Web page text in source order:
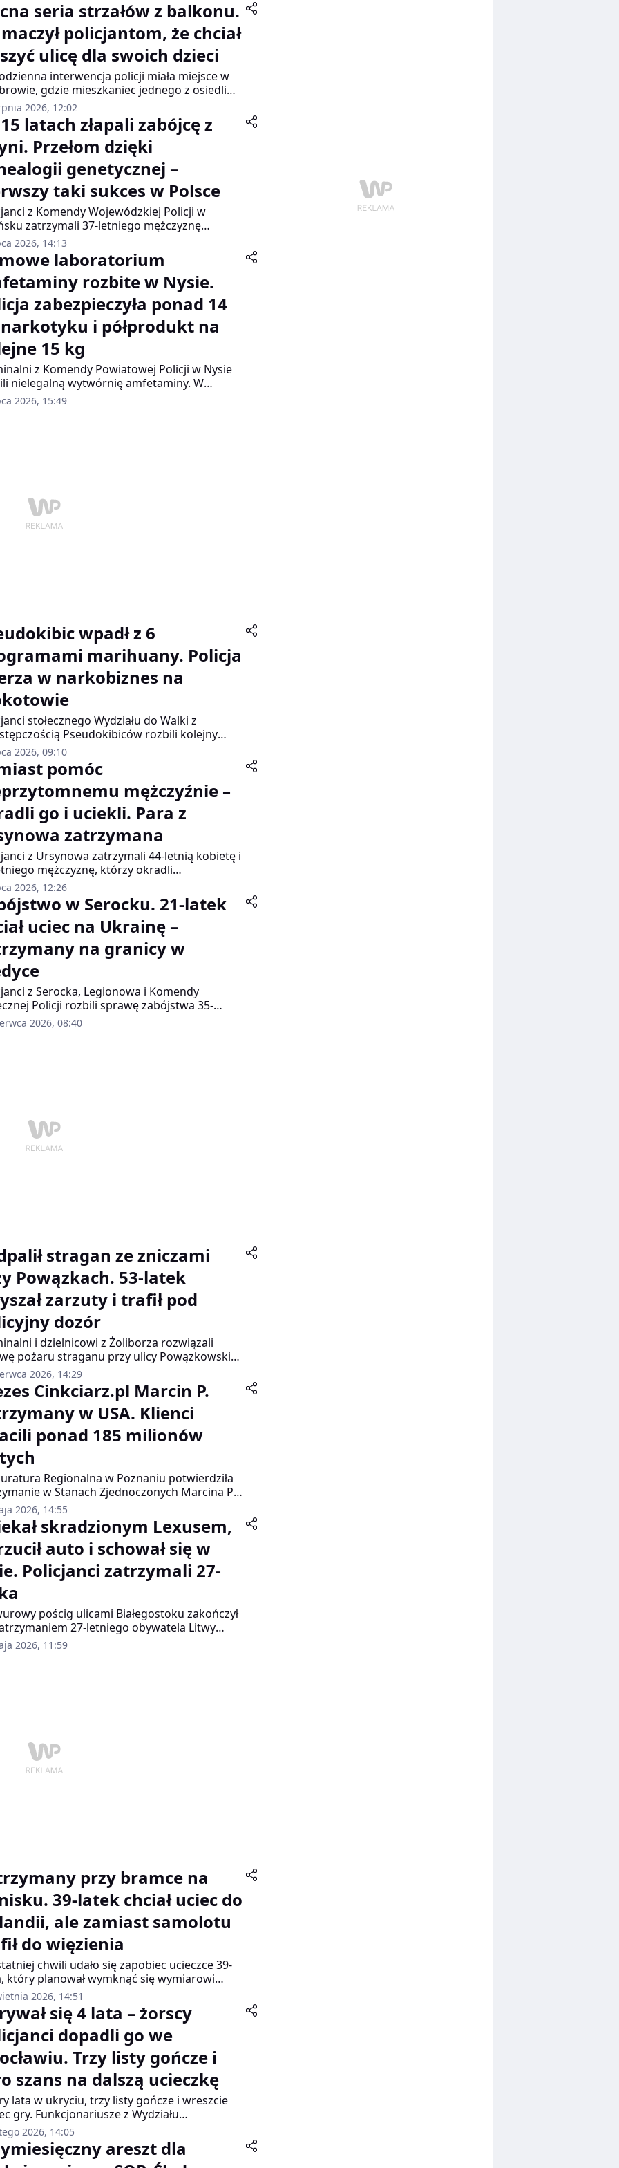
seria strzałów z balkonu.
policjantom, że chciał
ulicę dla swoich dzieci
interwencja policji miała miejsce w
gdzie mieszkaniec jednego z osiedli
sam rozprawić się z hałasem
z ulicy. Zamiast zgłosić problem
służbom, sięgnął po wiatrówkę i
strzelać do przejeżdżających samochodów.
2026, 12:02
latach złapali zabójcę z
Przełom dzięki
genetycznej –
taki sukces w Polsce
z Komendy Wojewódzkiej Policji w
zatrzymali 37-letniego mężczyznę
o zabójstwo, do którego doszło 23
2011 roku w Gdyni. Sprawca przyznał się
Sąd zastosował wobec niego
areszt. Grozi mu nawet dożywocie.
2026, 14:13
laboratorium
rozbite w Nysie.
zabezpieczyła ponad 14
i półprodukt na
15 kg
z Komendy Powiatowej Policji w Nysie
nielegalną wytwórnię amfetaminy. W
akcji zabezpieczyli ogromne ilości
półprodukt oraz gotówkę. Trzech
2026, 15:49
wpadł z 6
marihuany. Policja
w narkobiznes na
stołecznego Wydziału do Walki z
Pseudokibiców rozbili kolejny
narkotykowego łańcucha powiązanego ze
kibolskim. Zatrzymano 38-latka, u
zabezpieczono ponad 6 kilogramów
o czarnorynkowej wartości około 300
złotych.
2026, 09:10
pomóc
mężczyźnie –
go i uciekli. Para z
zatrzymana
z Ursynowa zatrzymali 44-letnią kobietę i
mężczyznę, którzy okradli
55-latka leżącego na chodniku
KEN. Zamiast wezwać pomoc, sprawcy
jego telefon, kartę miejską, pieniądze i
2026, 12:26
w Serocku. 21-latek
uciec na Ukrainę –
na granicy w
z Serocka, Legionowa i Komendy
Policji rozbili sprawę zabójstwa 35-
obywatela Ukrainy. Kluczowym
było zatrzymanie 21-letniego
2026, 08:40
stragan ze zniczami
Powązkach. 53-latek
zarzuty i trafił pod
dozór
i dzielnicowi z Żoliborza rozwiązali
pożaru straganu przy ulicy Powązkowskiej.
tygodniach intensywnych działań
53-letniego mężczyznę, który jest
o umyślne podpalenie.
2026, 14:29
Cinkciarz.pl Marcin P.
w USA. Klienci
ponad 185 milionów
Regionalna w Poznaniu potwierdziła
w Stanach Zjednoczonych Marcina P.,
i współwłaściciela popularnego
kantoru Cinkciarz.pl. Mężczyzna
schwytany w ramach międzynarodowej
ekstradycyjnej.
2026, 14:55
skradzionym Lexusem,
auto i schował się w
Policjanci zatrzymali 27-
pościg ulicami Białegostoku zakończył
27-letniego obywatela Litwy
o kradzież luksusowego
Mężczyzna próbował uciec
2026, 11:59
przy bramce na
39-latek chciał uciec do
ale zamiast samolotu
do więzienia
chwili udało się zapobiec ucieczce 39-
który planował wymknąć się wymiarowi
Mężczyzna został zatrzymany
kryminalnych dosłownie przy bramce na hali
lotniska, gdy czekał na lot do Holandii.
2026, 14:51
się 4 lata – żorscy
dopadli go we
Trzy listy gończe i
szans na dalszą ucieczkę
lata w ukryciu, trzy listy gończe i wreszcie
gry. Funkcjonariusze z Wydziału
Komendy Miejskiej Policji w Żorach
27-letniego mieszkańca powiatu
który od 2022 roku unikał
2026, 14:05
areszt dla